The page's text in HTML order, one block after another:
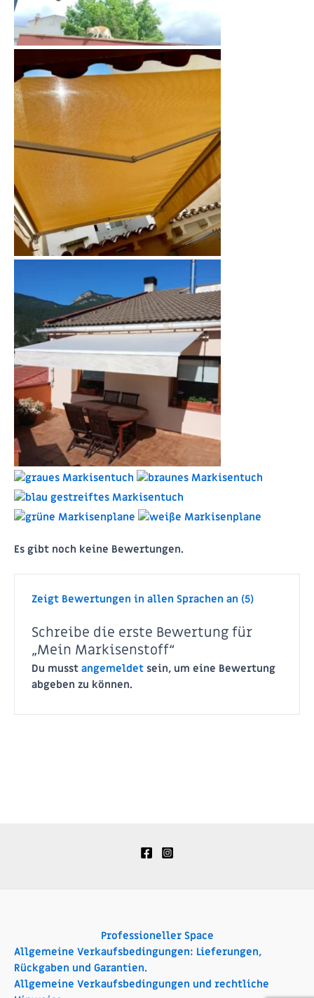
Es gibt noch keine Bewertungen.
Zeigt Bewertungen in allen Sprachen an (5)
Schreibe die erste Bewertung für
„Mein Markisenstoff“
Du musstangemeldet sein, um eine Bewertung
abgeben zu können.
Professioneller Space
Allgemeine Verkaufsbedingungen: Lieferungen,
Rückgaben und Garantien.
Allgemeine Verkaufsbedingungen und rechtliche